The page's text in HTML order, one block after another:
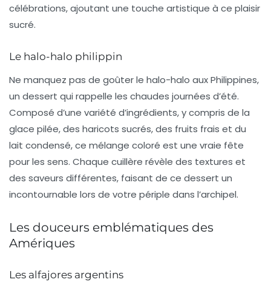
célébrations, ajoutant une touche artistique à ce plaisir
sucré.
Le halo-halo philippin
Ne manquez pas de goûter le halo-halo aux Philippines,
un dessert qui rappelle les chaudes journées d’été.
Composé d’une variété d’ingrédients, y compris de la
glace pilée, des haricots sucrés, des fruits frais et du
lait condensé, ce mélange coloré est une vraie fête
pour les sens. Chaque cuillère révèle des textures et
des saveurs différentes, faisant de ce dessert un
incontournable lors de votre périple dans l’archipel.
Les douceurs emblématiques des
Amériques
Les alfajores argentins